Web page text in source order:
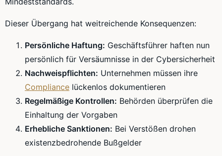
Dieser Übergang hat weitreichende Konsequenzen:
Persönliche Haftung: Geschäftsführer haften nun
persönlich für Versäumnisse in der Cybersicherheit
Nachweispflichten: Unternehmen müssen ihre
Compliance lückenlos dokumentieren
Regelmäßige Kontrollen: Behörden überprüfen die
Einhaltung der Vorgaben
Erhebliche Sanktionen: Bei Verstößen drohen
existenzbedrohende Bußgelder